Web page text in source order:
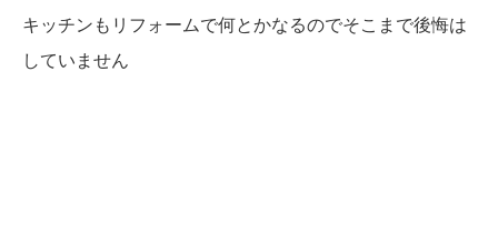
キッチンもリフォームで何とかなるのでそこまで後悔は
していません